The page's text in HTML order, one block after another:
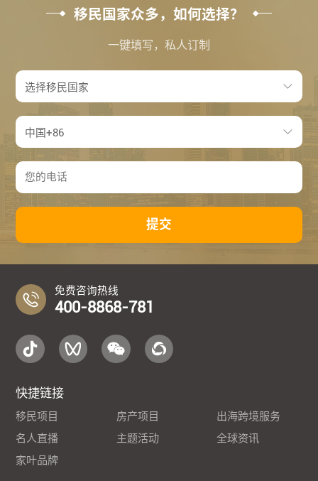
移民国家众多，如何选择？
一键填写，私人订制
提交
免费咨询热线
400-8868-781
快捷链接
移民项目 房产项目
出海跨境服务
名人直播
主题活动
全球资讯
家叶品牌